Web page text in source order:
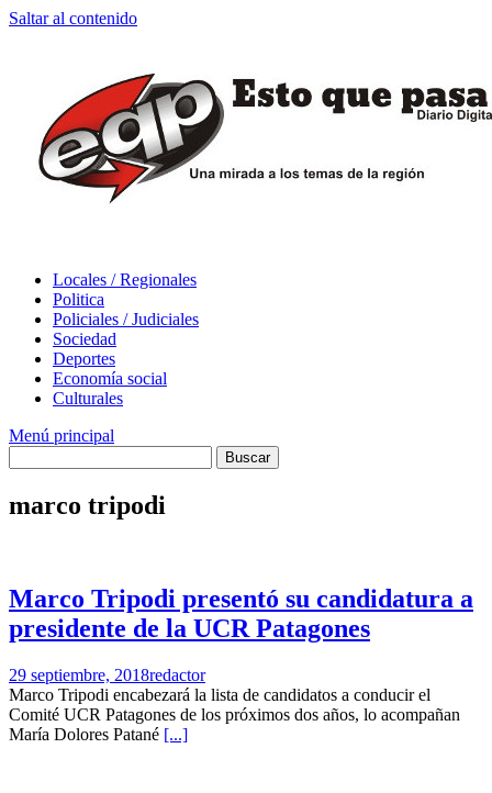
Saltar al contenido
Locales / Regionales
Politica
Policiales / Judiciales
Sociedad
Deportes
Economía social
Culturales
Menú principal
marco tripodi
Marco Tripodi presentó su candidatura a
presidente de la UCR Patagones
29 septiembre, 2018redactor
Marco Tripodi encabezará la lista de candidatos a conducir el
Comité UCR Patagones de los próximos dos años, lo acompañan
María Dolores Patané [...]